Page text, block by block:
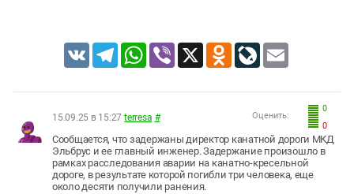
VK TelegramWhatsApp
Viber X Odnoklassniki
LiveJournal
Email
0
0
Оценить:
15.09.25 в 15:27 terresa #
Сообщается, что задержаны директор канатной дороги МКД
Эльбрус и ее главный инженер. Задержание произошло в
рамках расследования аварии на канатно-кресельной
дороге, в результате которой погибли три человека, еще
около десяти получили ранения.